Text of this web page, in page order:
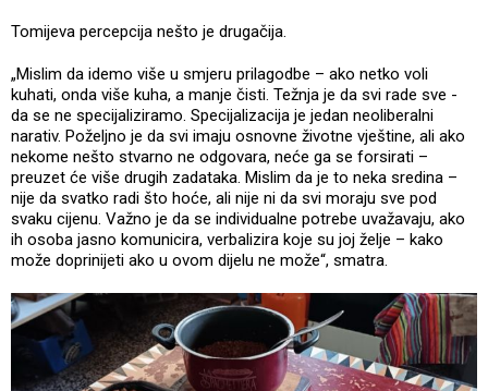
Tomijeva percepcija nešto je drugačija.
„Mislim da idemo više u smjeru prilagodbe – ako netko voli
kuhati, onda više kuha, a manje čisti. Težnja je da svi rade sve -
da se ne specijaliziramo. Specijalizacija je jedan neoliberalni
narativ. Poželjno je da svi imaju osnovne životne vještine, ali ako
nekome nešto stvarno ne odgovara, neće ga se forsirati –
preuzet će više drugih zadataka. Mislim da je to neka sredina –
nije da svatko radi što hoće, ali nije ni da svi moraju sve pod
svaku cijenu. Važno je da se individualne potrebe uvažavaju, ako
ih osoba jasno komunicira, verbalizira koje su joj želje – kako
može doprinijeti ako u ovom dijelu ne može“, smatra.